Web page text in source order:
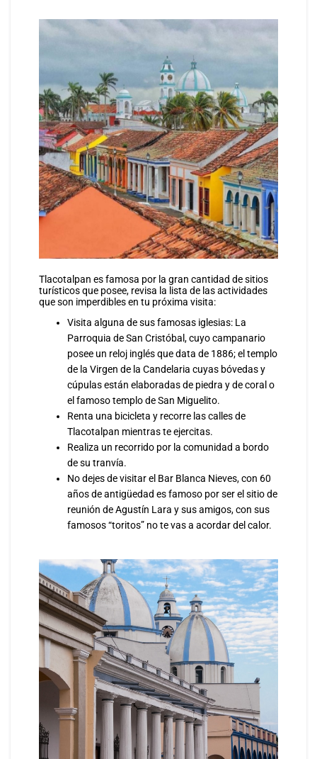
Tlacotalpan es famosa por la gran cantidad de sitios
turísticos que posee, revisa la lista de las actividades
que son imperdibles en tu próxima visita:
Visita alguna de sus famosas iglesias: La
Parroquia de San Cristóbal, cuyo campanario
posee un reloj inglés que data de 1886; el templo
de la Virgen de la Candelaria cuyas bóvedas y
cúpulas están elaboradas de piedra y de coral o
el famoso templo de San Miguelito.
Renta una bicicleta y recorre las calles de
Tlacotalpan mientras te ejercitas.
Realiza un recorrido por la comunidad a bordo
de su tranvía.
No dejes de visitar el Bar Blanca Nieves, con 60
años de antigüedad es famoso por ser el sitio de
reunión de Agustín Lara y sus amigos, con sus
famosos “toritos” no te vas a acordar del calor.